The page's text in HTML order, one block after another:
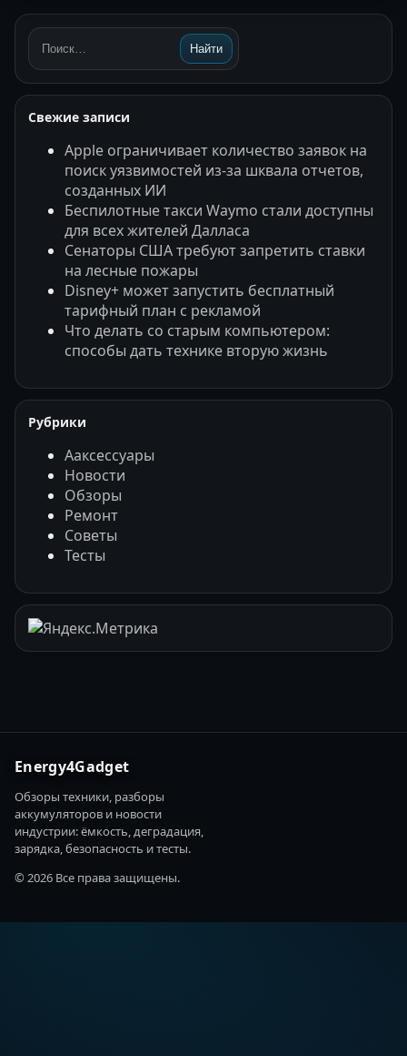
Поиск: Найти
Свежие записи
Apple ограничивает количество заявок на
поиск уязвимостей из-за шквала отчетов,
созданных ИИ
Беспилотные такси Waymo стали доступны
для всех жителей Далласа
Сенаторы США требуют запретить ставки
на лесные пожары
Disney+ может запустить бесплатный
тарифный план с рекламой
Что делать со старым компьютером:
способы дать технике вторую жизнь
Рубрики
Ааксессуары
Новости
Обзоры
Ремонт
Советы
Тесты
Energy4Gadget
Обзоры техники, разборы
аккумуляторов и новости
индустрии: ёмкость, деградация,
зарядка, безопасность и тесты.
© 2026 Все права защищены.